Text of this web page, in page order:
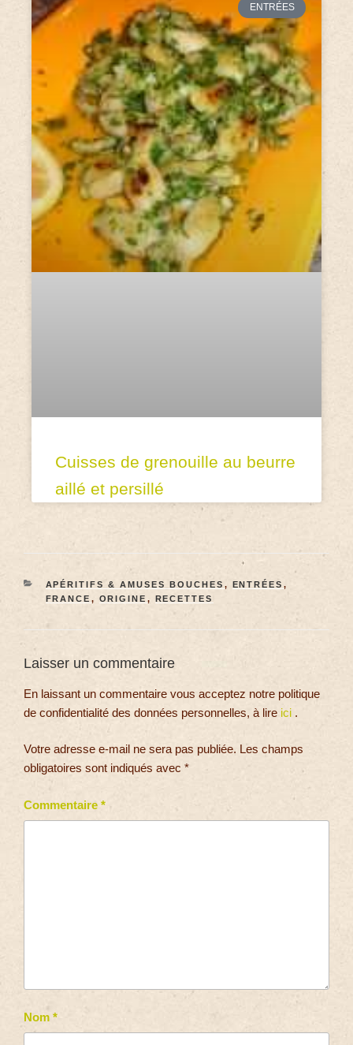
ENTRÉES
Cuisses de grenouille au beurre
aillé et persillé
APÉRITIFS & AMUSES BOUCHES , ENTRÉES ,
FRANCE , ORIGINE , RECETTES
Laisser un commentaire
En laissant un commentaire vous acceptez notre politique
de confidentialité des données personnelles, à lire ici .
Votre adresse e-mail ne sera pas publiée. Les champs
obligatoires sont indiqués avec *
Commentaire *
Nom *